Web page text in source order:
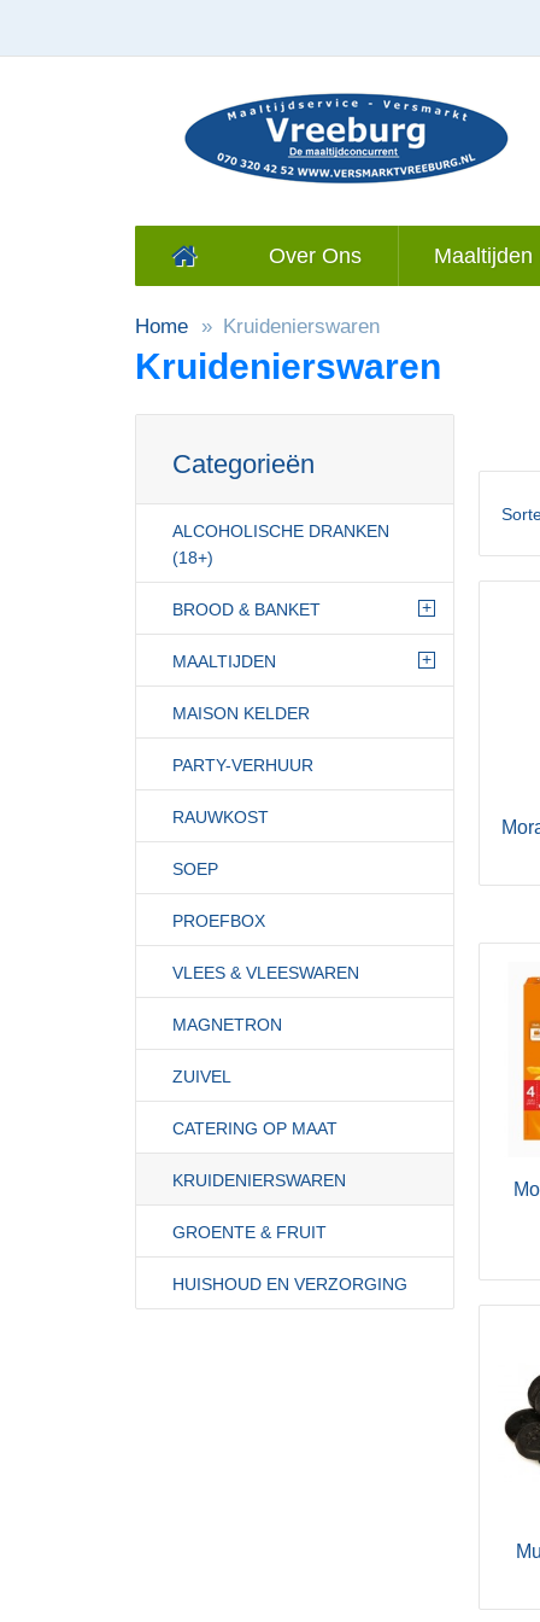
Over Ons Maaltijden
Home Kruidenierswaren
Kruidenierswaren
Categorieën
ALCOHOLISCHE DRANKEN
(18+)
BROOD & BANKET +
MAALTIJDEN +
MAISON KELDER
PARTY-VERHUUR
RAUWKOST
SOEP
PROEFBOX
VLEES & VLEESWAREN
MAGNETRON
ZUIVEL
CATERING OP MAAT
KRUIDENIERSWAREN
GROENTE & FRUIT
HUISHOUD EN VERZORGING